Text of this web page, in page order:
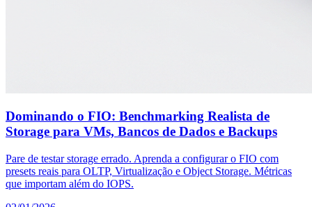
Dominando o FIO: Benchmarking Realista de
Storage para VMs, Bancos de Dados e Backups
Pare de testar storage errado. Aprenda a configurar o FIO com
presets reais para OLTP, Virtualização e Object Storage. Métricas
que importam além do IOPS.